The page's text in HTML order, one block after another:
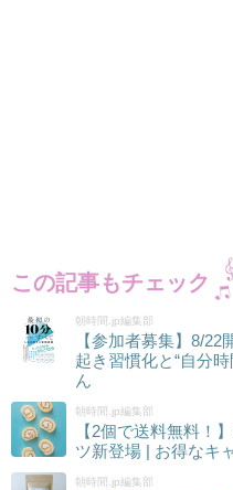
この記事もチェック
朝時間.jp編集部
【参加者募集】8/
起き習慣化と“自分
ん
朝時間.jp編集部
【2個で送料無料！
ツ新登場 | お得なキ
朝時間.jp編集部